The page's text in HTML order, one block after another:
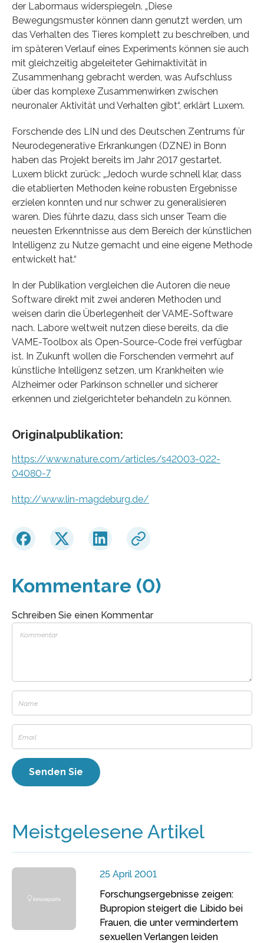
der Labormaus widerspiegeln. „Diese
Bewegungsmuster können dann genutzt werden, um
das Verhalten des Tieres komplett zu beschreiben, und
im späteren Verlauf eines Experiments können sie auch
mit gleichzeitig abgeleiteter Gehirnaktivität in
Zusammenhang gebracht werden, was Aufschluss
über das komplexe Zusammenwirken zwischen
neuronaler Aktivität und Verhalten gibt“, erklärt Luxem.
Forschende des LIN und des Deutschen Zentrums für
Neurodegenerative Erkrankungen (DZNE) in Bonn
haben das Projekt bereits im Jahr 2017 gestartet.
Luxem blickt zurück: „Jedoch wurde schnell klar, dass
die etablierten Methoden keine robusten Ergebnisse
erzielen konnten und nur schwer zu generalisieren
waren. Dies führte dazu, dass sich unser Team die
neuesten Erkenntnisse aus dem Bereich der künstlichen
Intelligenz zu Nutze gemacht und eine eigene Methode
entwickelt hat.“
In der Publikation vergleichen die Autoren die neue
Software direkt mit zwei anderen Methoden und
weisen darin die Überlegenheit der VAME-Software
nach. Labore weltweit nutzen diese bereits, da die
VAME-Toolbox als Open-Source-Code frei verfügbar
ist. In Zukunft wollen die Forschenden vermehrt auf
künstliche Intelligenz setzen, um Krankheiten wie
Alzheimer oder Parkinson schneller und sicherer
erkennen und zielgerichteter behandeln zu können.
Originalpublikation:
https://www.nature.com/articles/s42003-022-
04080-7
http://www.lin-magdeburg.de/
Kommentare (0)
Schreiben Sie einen Kommentar
Meistgelesene Artikel
25 April 2001
Forschungsergebnisse zeigen:
Bupropion steigert die Libido bei
Frauen, die unter vermindertem
sexuellen Verlangen leiden